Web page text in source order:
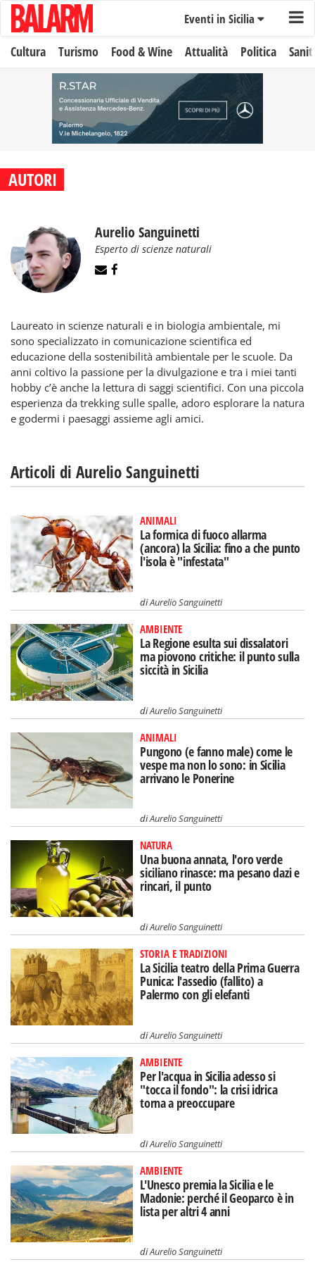
Eventi in Sicilia
Cultura Turismo Food & Wine Attualità Politica
AUTORI
Aurelio Sanguinetti
Esperto di scienze naturali
Laureato in scienze naturali e in biologia ambientale, mi
sono specializzato in comunicazione scientifica ed
educazione della sostenibilità ambientale per le scuole. Da
anni coltivo la passione per la divulgazione e tra i miei tanti
hobby c’è anche la lettura di saggi scientifici. Con una piccola
esperienza da trekking sulle spalle, adoro esplorare la natura
e godermi i paesaggi assieme agli amici.
Articoli di Aurelio Sanguinetti
ANIMALI
La formica di fuoco allarma
(ancora) la Sicilia: fino a che punto
l'isola è "infestata"
diAurelio Sanguinetti
AMBIENTE
La Regione esulta sui dissalatori
ma piovono critiche: il punto sulla
siccità in Sicilia
diAurelio Sanguinetti
ANIMALI
Pungono (e fanno male) come le
vespe ma non lo sono: in Sicilia
arrivano le Ponerine
diAurelio Sanguinetti
NATURA
Una buona annata, l'oro verde
siciliano rinasce: ma pesano dazi e
rincari, il punto
diAurelio Sanguinetti
STORIA E TRADIZIONI
La Sicilia teatro della Prima Guerra
Punica: l'assedio (fallito) a
Palermo con gli elefanti
diAurelio Sanguinetti
AMBIENTE
Per l'acqua in Sicilia adesso si
"tocca il fondo": la crisi idrica
torna a preoccupare
diAurelio Sanguinetti
AMBIENTE
L'Unesco premia la Sicilia e le
Madonie: perché il Geoparco è in
lista per altri 4 anni
diAurelio Sanguinetti